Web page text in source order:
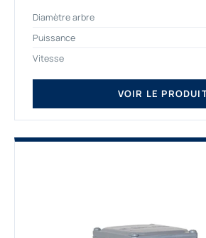
depuis de nombreuses...
Diamètre arbre
Puissance
Vitesse
VOIR LE